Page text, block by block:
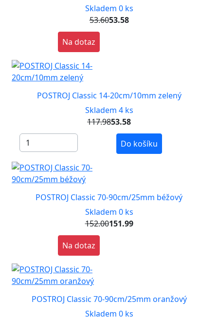
Skladem 0 ks
53.6053.58
Na dotaz
POSTROJ Classic 14-20cm/10mm zelený
Skladem 4 ks
117.9853.58
Do košíku
POSTROJ Classic 70-90cm/25mm béžový
Skladem 0 ks
152.00151.99
Na dotaz
POSTROJ Classic 70-90cm/25mm oranžový
Skladem 0 ks